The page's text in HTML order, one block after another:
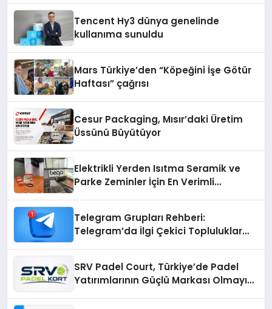
Tencent Hy3 dünya genelinde
kullanıma sunuldu
Mars Türkiye’den “Köpeğini İşe Götür
Haftası” çağrısı
Cesur Packaging, Mısır’daki Üretim
Üssünü Büyütüyor
Elektrikli Yerden Isıtma Seramik ve
Parke Zeminler İçin En Verimli
Telegram Grupları Rehberi:
Telegram’da İlgi Çekici Topluluklar
SRV Padel Court, Türkiye’de Padel
Yatırımlarının Güçlü Markası Olmayı